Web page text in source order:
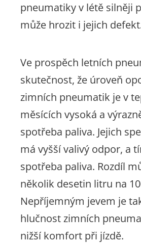
pneumatiky v létě silněji
může hrozit i jejich
Ve prospěch letních
skutečnost, že úroveň
zimních pneumatik je v
měsících vysoká a
spotřeba paliva. Jejich
má vyšší valivý odpor, a
spotřeba paliva. Rozdíl
několik desetin litru na
Nepříjemným jevem je
hlučnost zimních
nižší komfort při jízdě.